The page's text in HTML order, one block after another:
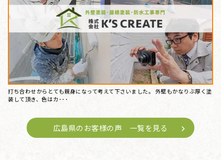
打ち合わせからとても親身になって考えて下さいました。 外壁もかなりぶ厚く塗
装して頂き、色はカ･･･
広島県のお客様の声 一覧を見る